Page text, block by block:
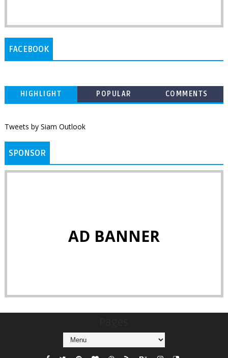
FACEBOOK
HIGHLIGHT POPULAR COMMENTS
Tweets by Siam Outlook
SPONSOR
AD BANNER